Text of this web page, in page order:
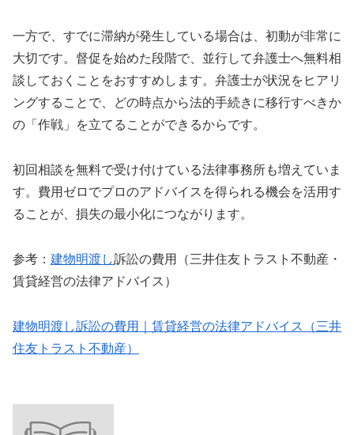
一方で、すでに滞納が発生している場合は、初動が非常に
大切です。督促を始めた段階で、並行して弁護士へ無料相
談しておくことをおすすめします。弁護士が状況をヒアリ
ングすることで、どの時点から法的手続きに移行すべきか
の「作戦」を立てることができるからです。
初回相談を無料で受け付けている法律事務所も増えていま
す。費用ゼロでプロのアドバイスを得られる機会を活用す
ることが、損失の最小化につながります。
参考： 建物明渡し訴訟の費用（三井住友トラスト不動産・
賃貸経営の法律アドバイス）
建物明渡し訴訟の費用｜賃貸経営の法律アドバイス（三井
住友トラスト不動産）